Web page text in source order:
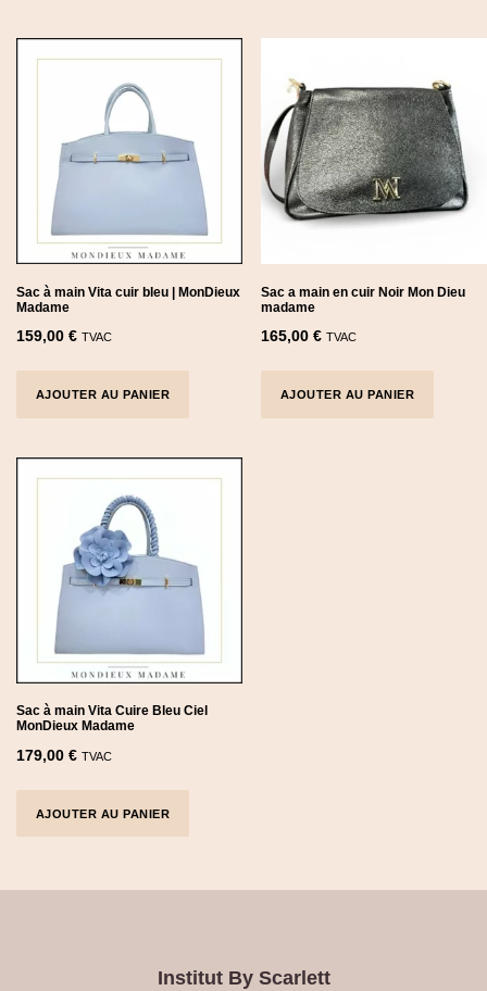
Sac à main Vita cuir bleu | MonDieux
Madame
159,00 € TVAC
AJOUTER AU PANIER
Sac a main en cuir Noir Mon Dieu
madame
165,00€ TVAC
AJOUTER AU PANIER
Sac à main Vita Cuire Bleu Ciel
MonDieux Madame
179,00 € TVAC
AJOUTER AU PANIER
Institut By Scarlett